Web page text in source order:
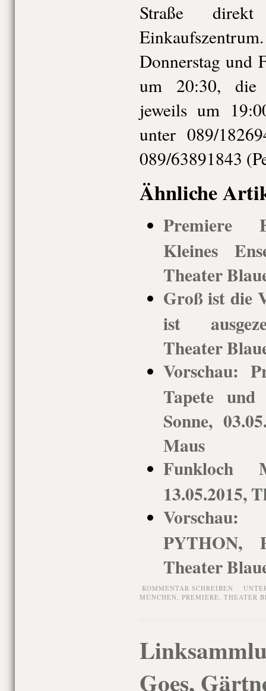
Straße direkt
Donnerstag und
um 20:30, die
jeweils um
unter 089/
089/63891843
Ähnliche
Premiere
Kleines
Theater
Groß ist die
ist
Theater
Vorschau:
Tapete
Sonne,
Maus
Funkloch
13.05.2015,
Vorschau:
PYTHON,
Theater
KOMMENTAR SCHREIBEN
MÜNCHEN, PREMIERE, THEATER
Goes,